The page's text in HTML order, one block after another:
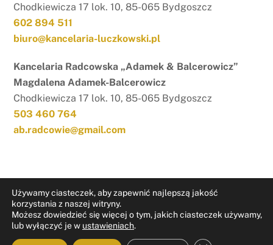
Chodkiewicza 17 lok. 10, 85-065 Bydgoszcz
602 894 511
biuro@kancelaria-luczkowski.pl
Kancelaria Radcowska „Adamek & Balcerowicz”
Magdalena Adamek-Balcerowicz
Chodkiewicza 17 lok. 10, 85-065 Bydgoszcz
503 460 764
ab.radcowie@gmail.com
RODO Nota prawna
Używamy ciasteczek, aby zapewnić najlepszą jakość
korzystania z naszej witryny.
Możesz dowiedzieć się więcej o tym, jakich ciasteczek używamy,
lub wyłączyć je w ustawieniach.